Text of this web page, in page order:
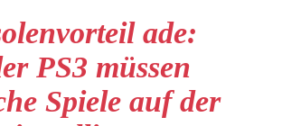
ade:
PS3 müssen
Spiele auf der